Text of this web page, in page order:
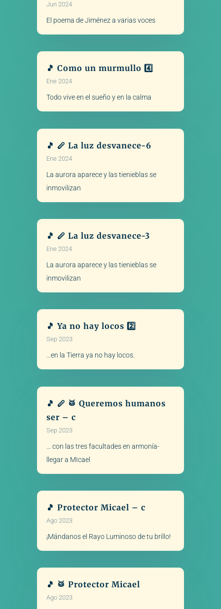
Jun 2024
El poema de Jiménez a varias voces
🎵 Como un murmullo 4️⃣
Ene 2024
Todo vive en el sueño y en la calma
🎵 🪈 La luz desvanece-6
Ene 2024
La aurora aparece y las tienieblas se
inmovilizan
🎵 🪈 La luz desvanece-3
Ene 2024
La aurora aparece y las tienieblas se
inmovilizan
🎵 Ya no hay locos 2️⃣
Sep 2023
…en la Tierra ya no hay locos.
🎵 🪈 🥁 Queremos humanos
ser – c
Sep 2023
… con las tres facultades en armonía-
llegar a MIcael
🎵 Protector Micael – c
Ago 2023
¡Mándanos el Rayo Luminoso de tu brillo!
🎵 🥁 Protector Micael
Ago 2023